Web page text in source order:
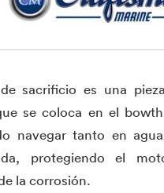
sacrificio es una
se coloca en el
navegar tanto en
protegiendo el
la corrosión.